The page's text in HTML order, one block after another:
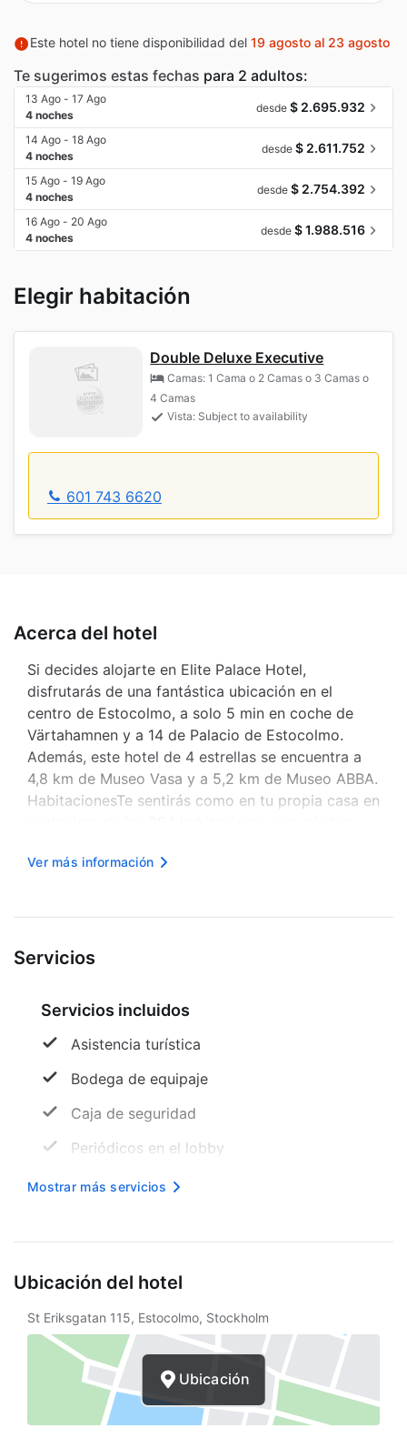
Este hotel no tiene disponibilidad del 19 agosto al 23 agosto
Te sugerimos estas fechas para 2 adultos:
13 Ago - 17 Ago
4 noches
desde $ 2.695.932
14 Ago - 18 Ago
4 noches
desde $ 2.611.752
15 Ago - 19 Ago
4 noches
desde $ 2.754.392
16 Ago - 20 Ago
4 noches
desde $ 1.988.516
Elegir habitación
Double Deluxe Executive
Camas: 1 Cama o 2 Camas o 3 Camas o
4 Camas
Vista: Subject to availability
601 743 6620
Acerca del hotel
Si decides alojarte en Elite Palace Hotel,
disfrutarás de una fantástica ubicación en el
centro de Estocolmo, a solo 5 min en coche de
Värtahamnen y a 14 de Palacio de Estocolmo.
Además, este hotel de 4 estrellas se encuentra a
4,8 km de Museo Vasa y a 5,2 km de Museo ABBA.
HabitacionesTe sentirás como en tu propia casa en
conexión a Internet wifi gratis. El baño privado con
Ver más información
Servicios
Servicios incluidos
Asistencia turística
Bodega de equipaje
Caja de seguridad
Periódicos en el lobby
Servicio de ama de llaves
Computadores con acceso a internet
Internet
Servicios de lavandería
Servicios ejecutivos
Transporte
Mostrar más servicios
Ubicación del hotel
St Eriksgatan 115, Estocolmo, Stockholm
Ubicación